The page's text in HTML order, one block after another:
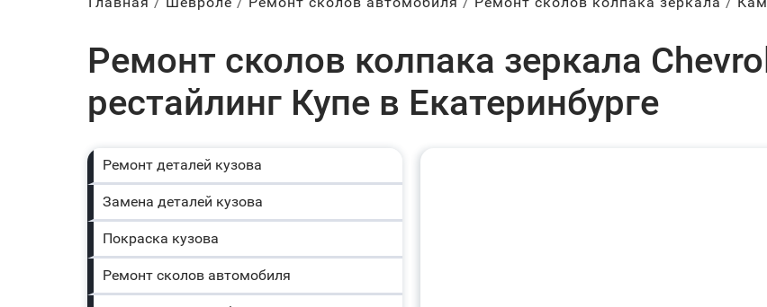
Ремонт сколов колпака зеркала
рестайлинг Купе в Екатеринбурге
Ремонт деталей кузова
Замена деталей кузова
Покраска кузова
Ремонт сколов автомобиля